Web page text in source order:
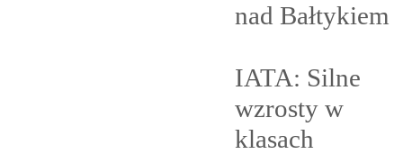
nad Bałtykiem
IATA: Silne
wzrosty w
klasach